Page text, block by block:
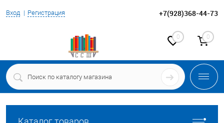
Вход Регистрация +7(928)368-44-73
0 0